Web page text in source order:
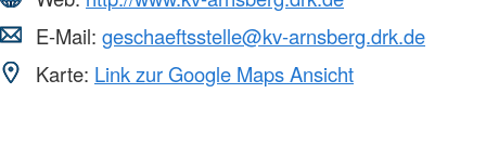
E-Mail: geschaeftsstelle@kv-arnsberg.drk.de
Karte: Link zur Google Maps Ansicht